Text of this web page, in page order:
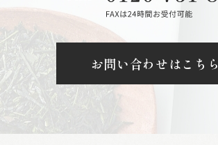
お問い合わせはこちら